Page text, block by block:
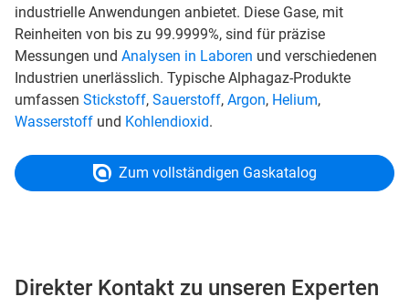
industrielle Anwendungen anbietet. Diese Gase, mit
Reinheiten von bis zu 99.9999%, sind für präzise
Messungen und Analysen in Laboren und verschiedenen
Industrien unerlässlich. Typische Alphagaz-Produkte
umfassen Stickstoff, Sauerstoff, Argon, Helium,
Wasserstoff und Kohlendioxid.
Zum vollständigen Gaskatalog
Direkter Kontakt zu unseren Experten